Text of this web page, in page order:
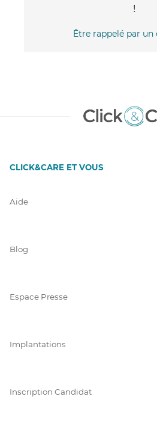
!
Être rappelé par un
CLICK&CARE ET VOUS
Aide
Blog
Espace Presse
Implantations
Inscription Candidat